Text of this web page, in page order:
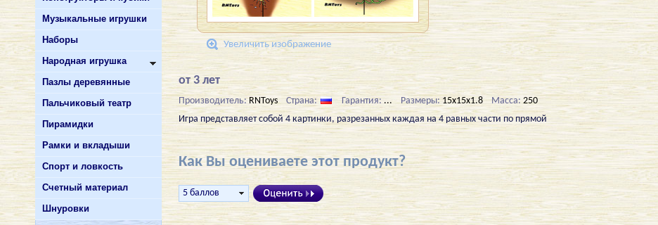
Музыкальные игрушки
Наборы
Народная игрушка
Пазлы деревянные
Пальчиковый театр
Пирамидки
Рамки и вкладыши
Спорт и ловкость
Счетный материал
Шнуровки
Увеличить изображение
от 3 лет
Производитель:RNToys Страна: Гарантия: ... Размеры: 15x15x1.8 Масса: 250
Игра представляет собой 4 картинки, разрезанных каждая на 4 равных части по прямой
Как Вы оцениваете этот продукт?